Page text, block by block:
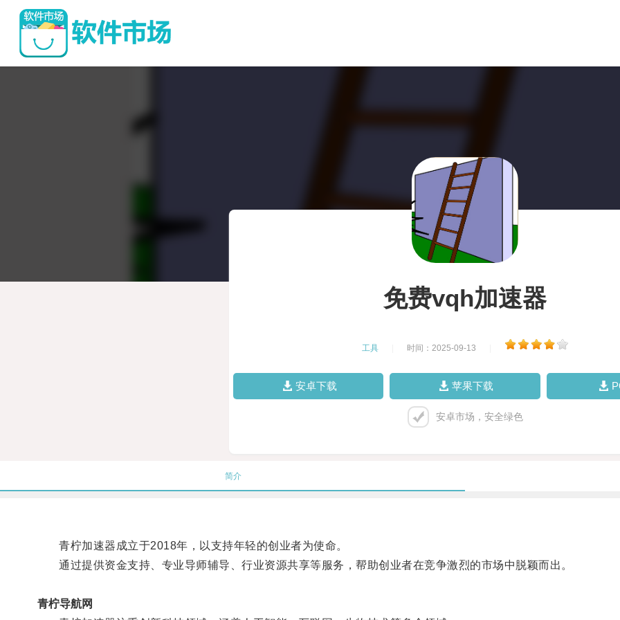
免费vqh加速器
工具 时间：2025-09-13
安卓下载 苹果下载
安卓市场，安全绿色
简介
青柠加速器成立于2018年，以支持年轻的创业者为使命。
通过提供资金支持、专业导师辅导、行业资源共享等服务，帮助创业者在竞争激烈的市场中脱颖而出。
青柠导航网